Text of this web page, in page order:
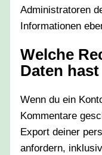
Administratoren
Informationen
Welche
Daten hast
Wenn du ein
Kommentare
Export deiner
anfordern,